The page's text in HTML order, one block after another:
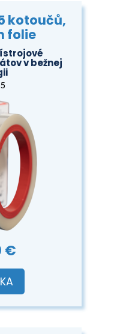
kotoučů,
folie
v bežnej
€